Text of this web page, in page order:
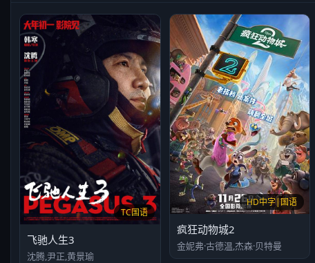
TC国语
飞驰人生3
沈腾,尹正,黄景瑜
HD中字|国语
疯狂动物城2
金妮弗·古德温,杰森·贝特曼